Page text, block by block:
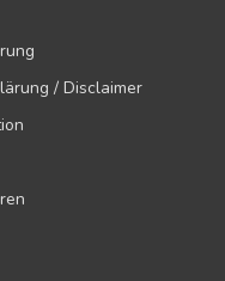
/ Disclaimer